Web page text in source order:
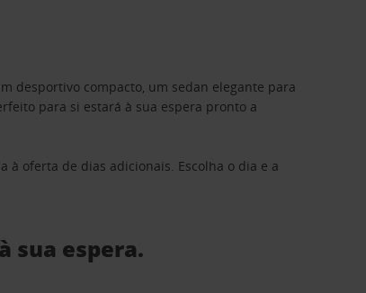
desportivo compacto, um sedan elegante para
para si estará à sua espera pronto a
à oferta de dias adicionais. Escolha o dia e a
sua espera.